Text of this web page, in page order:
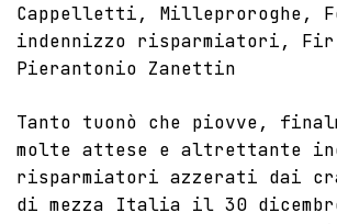
Cappelletti, Milleproroghe,
indennizzo risparmiatori, Fir
Pierantonio Zanettin
Tanto tuonò che piovve,
molte attese e altrettante
risparmiatori azzerati dai
di mezza Italia il 30